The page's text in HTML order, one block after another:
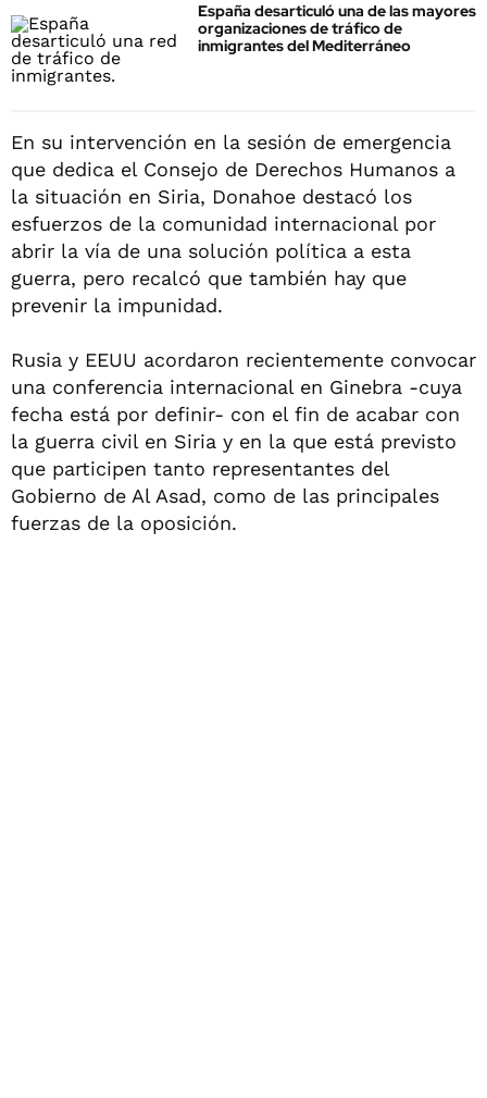
España desarticuló una de las mayores
organizaciones de tráfico de
inmigrantes del Mediterráneo
En su intervención en la sesión de emergencia
que dedica el Consejo de Derechos Humanos a
la situación en Siria, Donahoe destacó los
esfuerzos de la comunidad internacional por
abrir la vía de una solución política a esta
guerra, pero recalcó que también hay que
prevenir la impunidad.
Rusia y EEUU acordaron recientemente convocar
una conferencia internacional en Ginebra -cuya
fecha está por definir- con el fin de acabar con
la guerra civil en Siria y en la que está previsto
que participen tanto representantes del
Gobierno de Al Asad, como de las principales
fuerzas de la oposición.